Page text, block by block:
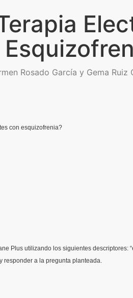
Rosado García y Gema Ruiz
con esquizofrenia?
Plus utilizando los siguientes descriptores:
y responder a la pregunta planteada